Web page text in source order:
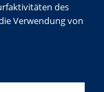
des
Verwendung von
Görlitz